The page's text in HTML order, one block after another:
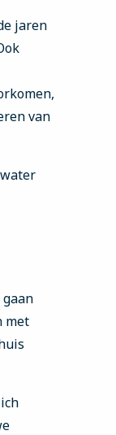
jaren
van
met